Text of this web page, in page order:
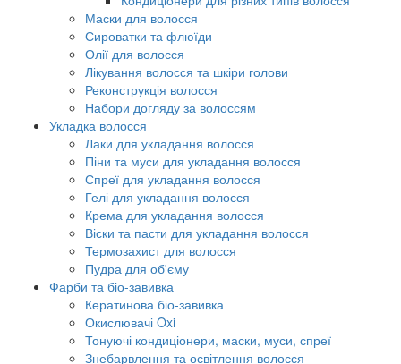
Маски для волосся
Сироватки та флюїди
Олії для волосся
Лікування волосся та шкіри голови
Реконструкція волосся
Набори догляду за волоссям
Укладка волосся
Лаки для укладання волосся
Піни та муси для укладання волосся
Спреї для укладання волосся
Гелі для укладання волосся
Крема для укладання волосся
Віски та пасти для укладання волосся
Термозахист для волосся
Пудра для об'єму
Фарби та біо-завивка
Кератинова біо-завивка
Окислювачі Oxi
Тонуючі кондиціонери, маски, муси, спреї
Знебарвлення та освітлення волосся